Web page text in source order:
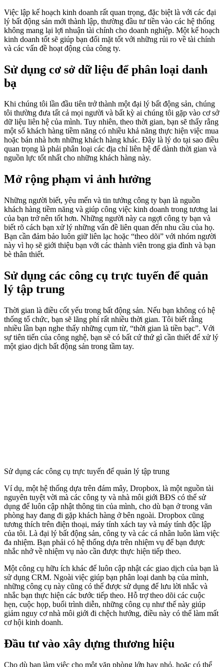
Việc lập kế hoạch kinh doanh rất quan trọng, đặc biệt là với các đại
lý bất động sản mới thành lập, thường đầu tư tiền vào các hệ thống
không mang lại lợi nhuận tài chính cho doanh nghiệp. Một kế hoạch
kinh doanh tốt sẽ giúp bạn đối mặt tốt với những rủi ro về tài chính
và các vấn đề hoạt động của công ty.
Sử dụng cơ sở dữ liệu để phân loại danh
bạ
Khi chúng tôi lần đầu tiên trở thành một đại lý bất động sản, chúng
tôi thường đưa tất cả mọi người và bất kỳ ai chúng tôi gặp vào cơ sở
dữ liệu liên hệ của mình. Tuy nhiên, theo thời gian, bạn sẽ thấy rằng
một số khách hàng tiềm năng có nhiều khả năng thực hiện việc mua
hoặc bán nhà hơn những khách hàng khác. Đây là lý do tại sao điều
quan trọng là phải phân loại các địa chỉ liên hệ để dành thời gian và
nguồn lực tốt nhất cho những khách hàng này.
Mở rộng phạm vi ảnh hưởng
Những người biết, yêu mến và tin tưởng công ty bạn là nguồn
khách hàng tiềm năng và giúp công việc kinh doanh trong tương lai
của bạn trở nên tốt hơn. Những người này ca ngợi công ty bạn và
biết rõ cách bạn xử lý những vấn đề liên quan đến nhu cầu của họ.
Bạn cần đảm bảo luôn giữ liên lạc hoặc “theo dõi” với nhóm người
này vì họ sẽ giới thiệu bạn với các thành viên trong gia đình và bạn
bè thân thiết.
Sử dụng các công cụ trực tuyến để quản
lý tập trung
Thời gian là điều cốt yếu trong bất động sản. Nếu bạn không có hệ
thống tổ chức, bạn sẽ lãng phí rất nhiều thời gian. Tôi biết rằng
nhiều lần bạn nghe thấy những cụm từ, “thời gian là tiền bạc”. Với
sự tiên tiến của công nghệ, bạn sẽ có bất cứ thứ gì cần thiết để xử lý
một giao dịch bất động sản trong tầm tay.
Sử dụng các công cụ trực tuyến để quản lý tập trung
Ví dụ, một hệ thống dựa trên đám mây, Dropbox, là một nguồn tài
nguyên tuyệt vời mà các công ty và nhà môi giới BĐS có thể sử
dụng để luôn cập nhật thông tin của mình, cho dù bạn ở trong văn
phòng hay đang đi gặp khách hàng ở bên ngoài. Dropbox cũng
tương thích trên điện thoại, máy tính xách tay và máy tính độc lập
của tôi. Là đại lý bất động sản, công ty và các cá nhân luôn làm việc
đa nhiệm. Bạn phải có hệ thống dựa trên nhiệm vụ để bạn được
nhắc nhở về nhiệm vụ nào cần được thực hiện tiếp theo.
Một công cụ hữu ích khác để luôn cập nhật các giao dịch của bạn là
sử dụng CRM. Ngoài việc giúp bạn phân loại danh bạ của mình,
những công cụ này cũng có thể được sử dụng để lưu lời nhắc và
nhắc bạn thực hiện các bước tiếp theo. Hỗ trợ theo dõi các cuộc
hẹn, cuộc họp, buổi trình diễn, những công cụ như thế này giúp
giảm nguy cơ nhà môi giới đi chệch hướng, điều này có thể làm mất
cơ hội kinh doanh.
Đầu tư vào xây dựng thương hiệu
Cho dù bạn làm việc cho một văn phòng lớn hay nhỏ, hoặc có thể